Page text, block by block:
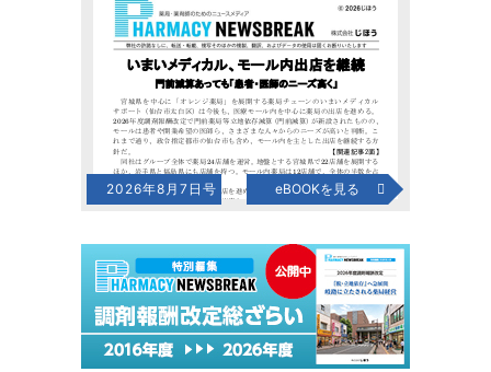
2026年8月7日号 eBOOKを見る